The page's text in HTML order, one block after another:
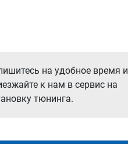
на удобное время и
к нам в сервис на
тюнинга.